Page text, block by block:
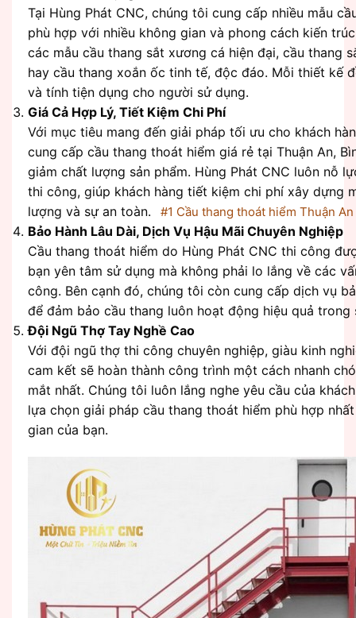
Tại Hùng Phát CNC, chúng tôi cung cấp nhiều mẫu
phù hợp với nhiều không gian và phong cách kiến
các mẫu cầu thang sắt xương cá hiện đại, cầu thang
hay cầu thang xoắn ốc tinh tế, độc đáo. Mỗi thiết kế
và tính tiện dụng cho người sử dụng.
Giá Cả Hợp Lý, Tiết Kiệm Chi Phí
Với mục tiêu mang đến giải pháp tối ưu cho khách
cung cấp cầu thang thoát hiểm giá rẻ tại Thuận An,
giảm chất lượng sản phẩm. Hùng Phát CNC luôn nỗ
thi công, giúp khách hàng tiết kiệm chi phí xây dựng
lượng và sự an toàn.
#1 Cầu thang thoát hiểm Thuận An
Bảo Hành Lâu Dài, Dịch Vụ Hậu Mãi Chuyên Nghiệp
Cầu thang thoát hiểm do Hùng Phát CNC thi công
bạn yên tâm sử dụng mà không phải lo lắng về các
công. Bên cạnh đó, chúng tôi còn cung cấp dịch vụ
để đảm bảo cầu thang luôn hoạt động hiệu quả
Đội Ngũ Thợ Tay Nghề Cao
Với đội ngũ thợ thi công chuyên nghiệp, giàu kinh
cam kết sẽ hoàn thành công trình một cách nhanh
mắt nhất. Chúng tôi luôn lắng nghe yêu cầu của
lựa chọn giải pháp cầu thang thoát hiểm phù hợp
gian của bạn.